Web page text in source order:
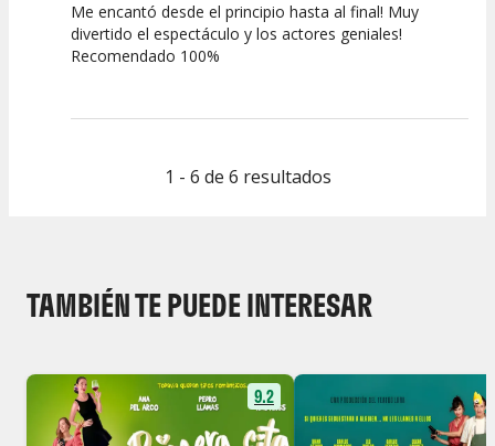
10
Calidad del
10
Puesta en
10
Me encantó desde el principio hasta al final! Muy
divertido el espectáculo y los actores geniales!
Recomendado 100%
1 - 6 de 6 resultados
TAMBIÉN TE PUEDE INTERESAR
9.2